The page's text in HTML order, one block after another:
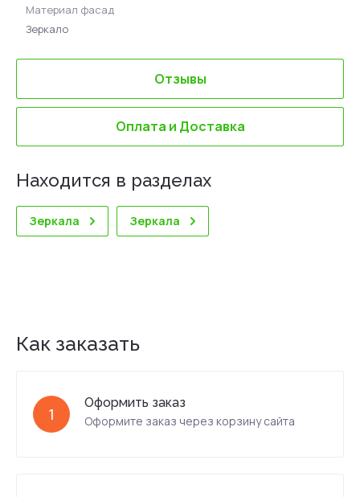
Материал фасад
Зеркало
Отзывы
Оплата и Доставка
Находится в разделах
Зеркала Зеркала
Как заказать
1
Оформить заказ
Оформите заказ через корзину сайта